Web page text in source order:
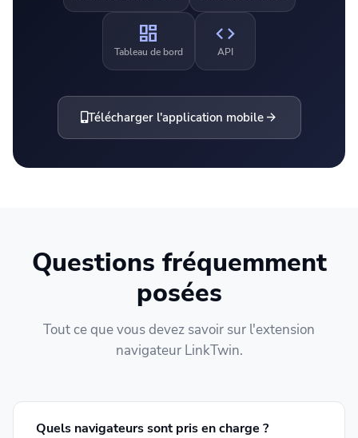
dashboard
Tableau de bord
code
API
Télécharger l'application mobilearrow_forward
Questions fréquemment
posées
Tout ce que vous devez savoir sur l'extension
navigateur LinkTwin.
Quels navigateurs sont pris en charge ?